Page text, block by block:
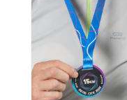
aluminium
acrylique,
de pêche ,
Personnalisez